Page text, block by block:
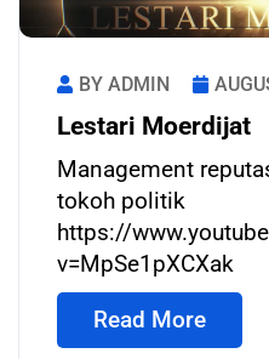
BY ADMIN
Lestari Moerdijat
Management
tokoh politik
https://
v=MpSe1pXCXak
Read More